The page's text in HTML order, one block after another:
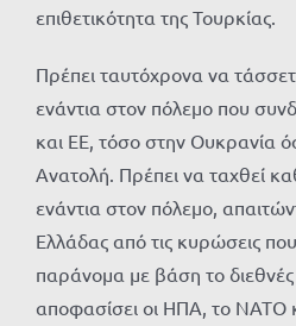
επιθετικότητα της Τουρκίας.
Πρέπει ταυτόχρονα να
ενάντια στον πόλεμο που
και ΕΕ, τόσο στην Ουκρανία
Ανατολή. Πρέπει να ταχθεί
ενάντια στον πόλεμο,
Ελλάδας από τις κυρώσεις
παράνομα με βάση το διεθνές
αποφασίσει οι ΗΠΑ, το ΝΑΤΟ